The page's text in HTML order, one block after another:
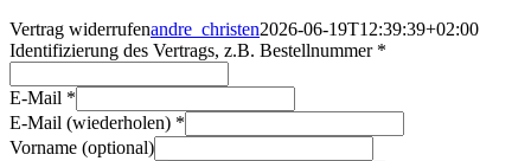
Vertrag widerrufenandre_christen2026-06-19T12:39:39+02:00
Identifizierung des Vertrags, z.B. Bestellnummer *
E-Mail *
E-Mail (wiederholen) *
Vorname (optional)